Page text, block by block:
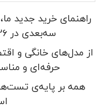
راهنمای خرید جدید
سه‌بعدی در ۲۶ دسته مختلف؛
از مدل‌های خانگی و
حرفه‌ای و
همه بر پایه‌ی